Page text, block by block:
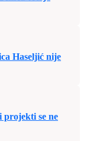
Haseljić nije
se ne